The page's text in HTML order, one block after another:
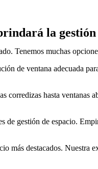
la gestión
Tenemos muchas
de ventana adecuada
hasta ventanas
de gestión de espacio.
más destacados. Nuestra